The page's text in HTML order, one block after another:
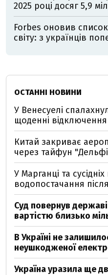
2025 році досяг 5,9
Forbes оновив
світу: з українців
ОСТАННІ НОВИНИ
У Венесуелі
щоденні відключення
Китай закриває
через тайфун
У Марганці та
водопостачання
Суд повернув
вартістю близько
В Україні не
неушкодженої
Україна уразила ще